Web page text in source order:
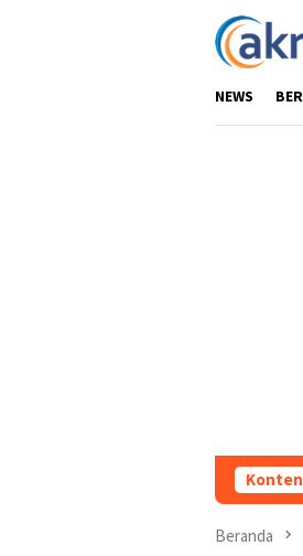
NEWS
Polres Toraja Utara Gencarkan
Beranda